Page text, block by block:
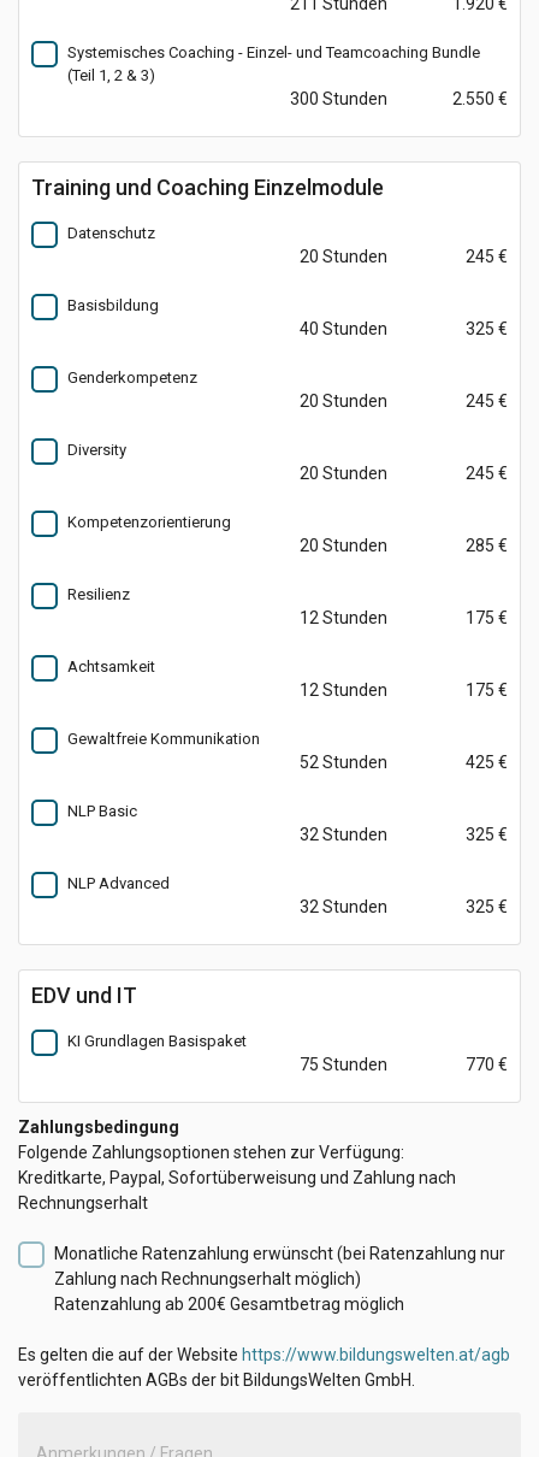
211 Stunden 1.920 €
Systemisches Coaching - Einzel- und Teamcoaching Bundle
(Teil 1, 2 & 3)
300 Stunden 2.550 €
Training und Coaching Einzelmodule
Datenschutz
20 Stunden 245 €
Basisbildung
40 Stunden 325 €
Genderkompetenz
20 Stunden 245 €
Diversity
20 Stunden 245 €
Kompetenzorientierung
20 Stunden 285 €
Resilienz
12 Stunden 175 €
Achtsamkeit
12 Stunden 175 €
Gewaltfreie Kommunikation
52 Stunden 425 €
NLP Basic
32 Stunden 325 €
NLP Advanced
32 Stunden 325 €
EDV und IT
KI Grundlagen Basispaket
75 Stunden 770 €
Zahlungsbedingung
Folgende Zahlungsoptionen stehen zur Verfügung:
Kreditkarte, Paypal, Sofortüberweisung und Zahlung nach
Rechnungserhalt
Monatliche Ratenzahlung erwünscht(bei Ratenzahlung nur
Zahlung nach Rechnungserhalt möglich)
Ratenzahlung ab 200€ Gesamtbetrag möglich
Es gelten die auf der Website https://www.bildungswelten.at/agb
veröffentlichten AGBs der bit BildungsWelten GmbH.